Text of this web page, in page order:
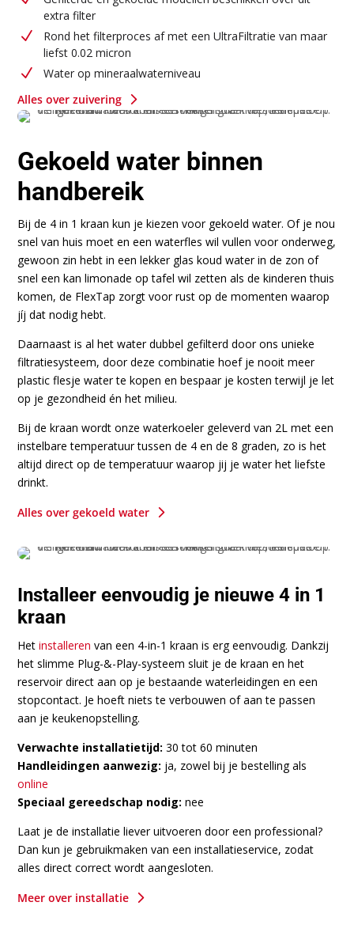
extra filter
N
Rond het filterproces af met een UltraFiltratie van maar
liefst 0.02 micron
N Water op mineraalwaterniveau
5
Alles over zuivering
Gekoeld water binnen
handbereik
Bij de 4 in 1 kraan kun je kiezen voor gekoeld water. Of je nou
snel van huis moet en een waterfles wil vullen voor onderweg,
gewoon zin hebt in een lekker glas koud water in de zon of
snel een kan limonade op tafel wil zetten als de kinderen thuis
komen, de FlexTap zorgt voor rust op de momenten waarop
jíj dat nodig hebt.
Daarnaast is al het water dubbel gefilterd door ons unieke
filtratiesysteem, door deze combinatie hoef je nooit meer
plastic flesje water te kopen en bespaar je kosten terwijl je let
op je gezondheid én het milieu.
Bij de kraan wordt onze waterkoeler geleverd van 2L met een
instelbare temperatuur tussen de 4 en de 8 graden, zo is het
altijd direct op de temperatuur waarop jij je water het liefste
drinkt.
5
Alles over gekoeld water
Installeer eenvoudig je nieuwe 4 in 1
kraan
Hetinstalleren van een 4-in-1 kraan is erg eenvoudig. Dankzij
het slimme Plug-&-Play-systeem sluit je de kraan en het
reservoir direct aan op je bestaande waterleidingen en een
stopcontact. Je hoeft niets te verbouwen of aan te passen
aan je keukenopstelling.
Verwachte installatietijd:30 tot 60 minuten
Handleidingen aanwezig: ja, zowel bij je bestelling als
online
Speciaal gereedschap nodig:nee
Laat je de installatie liever uitvoeren door een professional?
Dan kun je gebruikmaken van een installatieservice, zodat
alles direct correct wordt aangesloten.
5
Meer over installatie